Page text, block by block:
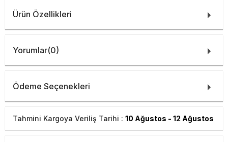
Ürün Özellikleri
Yorumlar(0)
Ödeme Seçenekleri
Tahmini Kargoya Veriliş Tarihi : 10 Ağustos - 12 Ağustos